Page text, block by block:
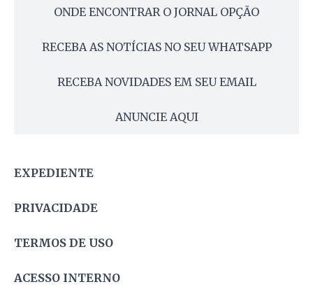
ONDE ENCONTRAR O JORNAL OPÇÃO
RECEBA AS NOTÍCIAS NO SEU WHATSAPP
RECEBA NOVIDADES EM SEU EMAIL
ANUNCIE AQUI
EXPEDIENTE
PRIVACIDADE
TERMOS DE USO
ACESSO INTERNO